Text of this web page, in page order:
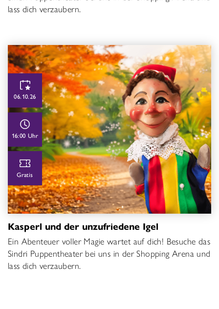
lass dich verzaubern.
06.10.26
16:00 Uhr
Gratis
Kasperl und der unzufriedene Igel
Ein Abenteuer voller Magie wartet auf dich! Besuche das
Sindri Puppentheater bei uns in der Shopping Arena und
lass dich verzaubern.